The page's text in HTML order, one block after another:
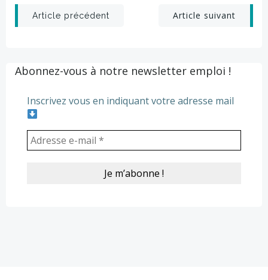
Post
Article précédent
PostArticle suivant
Abonnez-vous à notre newsletter emploi !
Inscrivez vous en indiquant votre adresse mail